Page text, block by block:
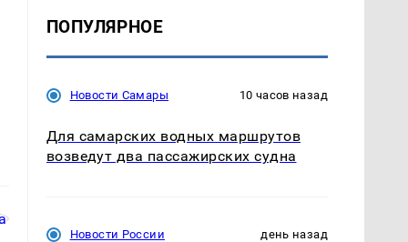
ПОПУЛЯРНОЕ
Новости Самары 10 часов назад
Для самарских водных маршрутов
возведут два пассажирских судна
Новости России день назад